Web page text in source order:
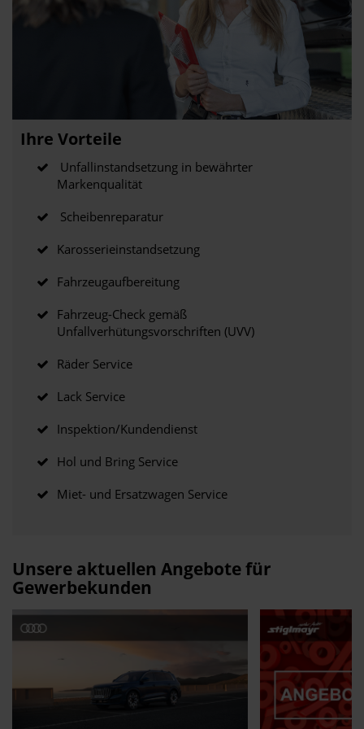
Ihre Vorteile
Unfallinstandsetzung in bewährter
Markenqualität
Scheibenreparatur
Karosserieinstandsetzung
Fahrzeugaufbereitung
Fahrzeug-Check gemäß
Unfallverhütungsvorschriften (UVV)
Räder Service
Lack Service
Inspektion/Kundendienst
Hol und Bring Service
Miet- und Ersatzwagen Service
Unsere aktuellen Angebote für
Gewerbekunden